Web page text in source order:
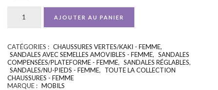
AJOUTER AU PANIER
CATÉGORIES : CHAUSSURES VERTES/KAKI - FEMME,
SANDALES AVEC SEMELLES AMOVIBLES - FEMME, SANDALES
COMPENSÉES/PLATEFORME - FEMME, SANDALES RÉGLABLES,
SANDALES/NU-PIEDS - FEMME,
TOUTE LA COLLECTION
CHAUSSURES - FEMME
MARQUE : MOBILS